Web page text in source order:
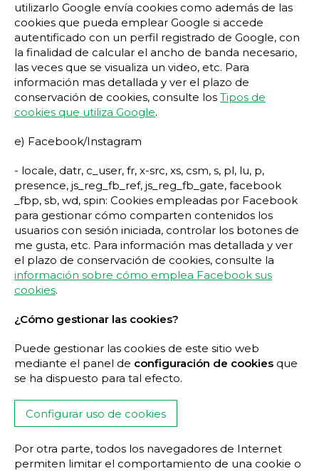
utilizarlo Google envía cookies como además de las
cookies que pueda emplear Google si accede
autentificado con un perfil registrado de Google, con
la finalidad de calcular el ancho de banda necesario,
las veces que se visualiza un video, etc. Para
información mas detallada y ver el plazo de
conservación de cookies, consulte los Tipos de
cookies que utiliza Google.
e) Facebook/Instagram
- locale, datr, c_user, fr, x-src, xs, csm, s, pl, lu, p,
presence, js_reg_fb_ref, js_reg_fb_gate, facebook
_fbp, sb, wd, spin: Cookies empleadas por Facebook
para gestionar cómo comparten contenidos los
usuarios con sesión iniciada, controlar los botones de
me gusta, etc. Para información mas detallada y ver
el plazo de conservación de cookies, consulte la
información sobre cómo emplea Facebook sus
cookies.
¿Cómo gestionar las cookies?
Puede gestionar las cookies de este sitio web
mediante el panel de configuración de cookies que
se ha dispuesto para tal efecto.
Configurar uso de cookies
Por otra parte, todos los navegadores de Internet
permiten limitar el comportamiento de una cookie o